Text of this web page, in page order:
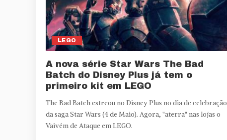
LEGO
A nova série Star Wars The Bad
Batch do Disney Plus já tem o
primeiro kit em LEGO
The Bad Batch estreou no Disney Plus no dia de celebração
da saga Star Wars (4 de Maio). Agora, "aterra" nas lojas o
Vaivém de Ataque em LEGO.